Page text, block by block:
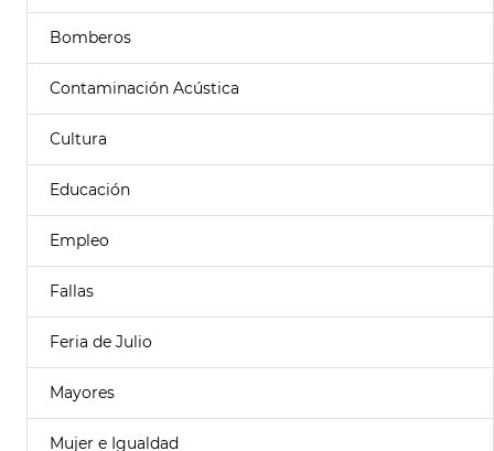
Bomberos
Contaminación Acústica
Cultura
Educación
Empleo
Fallas
Feria de Julio
Mayores
Mujer e Igualdad